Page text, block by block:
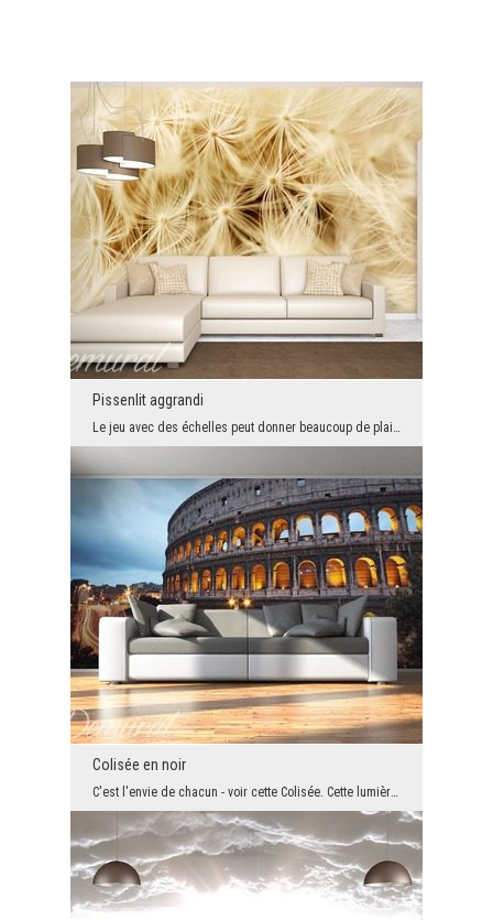
Pissenlit aggrandi
Le jeu avec des échelles peut donner beaucoup de plaisir. Le monde est beau, mais son élargisseme...
Colisée en noir
C'est l'envie de chacun - voir cette Colisée. Cette lumière et le ciel gris. L'ensemble est délic...